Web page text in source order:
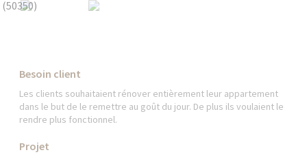
Besoin client
Les clients souhaitaient rénover entièrement leur appartement
dans le but de le remettre au goût du jour. De plus ils voulaient le
rendre plus fonctionnel.
Projet